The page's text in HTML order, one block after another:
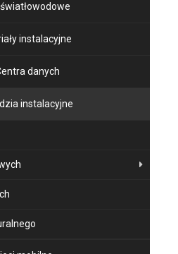
instalacyjne
danych
instalacyjne